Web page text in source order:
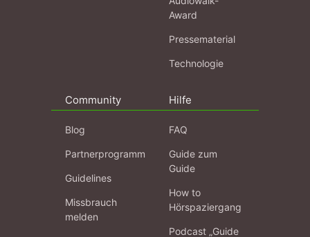
Award
Pressematerial
Technologie
Community
Blog
Partnerprogramm
Guidelines
Missbrauch
melden
Hilfe
FAQ
Guide zum
Guide
How to
Hörspaziergang
Podcast „Guide